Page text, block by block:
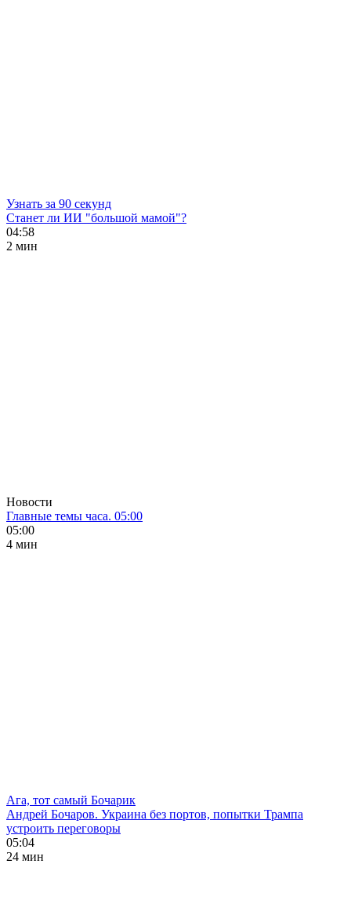
Узнать за 90 секунд
Станет ли ИИ "большой мамой"?
04:58
2 мин
Новости
Главные темы часа. 05:00
05:00
4 мин
Ага, тот самый Бочарик
Андрей Бочаров. Украина без портов, попытки Трампа
устроить переговоры
05:04
24 мин